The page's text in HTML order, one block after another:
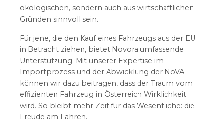
ökologischen, sondern auch aus wirtschaftlichen
Gründen sinnvoll sein.
Für jene, die den Kauf eines Fahrzeugs aus der EU
in Betracht ziehen, bietet Novora umfassende
Unterstützung. Mit unserer Expertise im
Importprozess und der Abwicklung der NoVA
können wir dazu beitragen, dass der Traum vom
effizienten Fahrzeug in Österreich Wirklichkeit
wird. So bleibt mehr Zeit für das Wesentliche: die
Freude am Fahren.